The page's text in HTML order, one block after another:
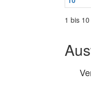
1 bis